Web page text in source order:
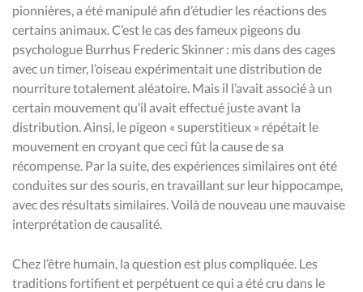
pionnières, a été manipulé afin d’étudier les réactions des
certains animaux. C’est le cas des fameux pigeons du
psychologue Burrhus Frederic Skinner : mis dans des cages
avec un timer, l’oiseau expérimentait une distribution de
nourriture totalement aléatoire. Mais il l’avait associé à un
certain mouvement qu’il avait effectué juste avant la
distribution. Ainsi, le pigeon « superstitieux » répétait le
mouvement en croyant que ceci fût la cause de sa
récompense. Par la suite, des expériences similaires ont été
conduites sur des souris, en travaillant sur leur hippocampe,
avec des résultats similaires. Voilà de nouveau une mauvaise
interprétation de causalité.
Chez l’être humain, la question est plus compliquée. Les
traditions fortifient et perpétuent ce qui a été cru dans le